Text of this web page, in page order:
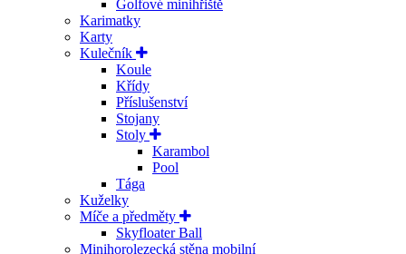
Golfové minihřiště
Karimatky
Karty
Kulečník
Koule
Křídy
Příslušenství
Stojany
Stoly
Karambol
Pool
Tága
Kuželky
Míče a předměty
Skyfloater Ball
Minihorolezecká stěna mobilní